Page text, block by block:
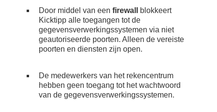
Door middel van eenfirewall
blokkeert
Kicktipp alle toegangen tot de
gegevensverwerkingssystemen via niet
geautoriseerde poorten. Alleen de vereiste
poorten en diensten zijn open.
De medewerkers van het rekencentrum
hebben geen toegang tot het wachtwoord
van de gegevensverwerkingssystemen.